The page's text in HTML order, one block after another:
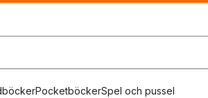
PocketböckerSpel och pussel